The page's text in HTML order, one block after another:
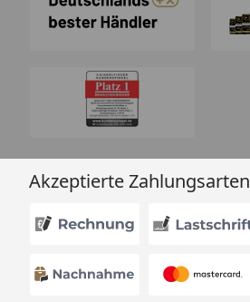
Akzeptierte Zahlungsarten